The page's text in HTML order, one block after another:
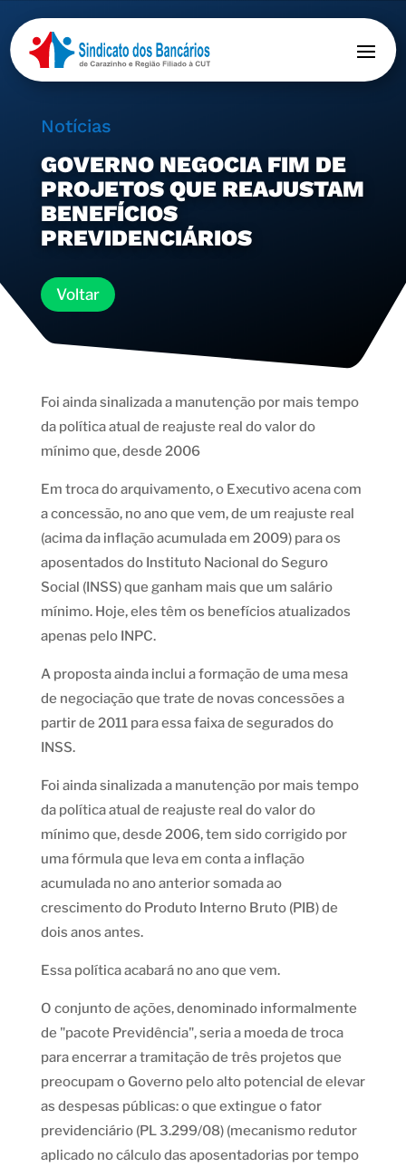
Notícias
GOVERNO NEGOCIA FIM DE
PROJETOS QUE REAJUSTAM
BENEFÍCIOS
PREVIDENCIÁRIOS
Voltar
Foi ainda sinalizada a manutenção por mais tempo
da política atual de reajuste real do valor do
mínimo que, desde 2006
Em troca do arquivamento, o Executivo acena com
a concessão, no ano que vem, de um reajuste real
(acima da inflação acumulada em 2009) para os
aposentados do Instituto Nacional do Seguro
Social (INSS) que ganham mais que um salário
mínimo. Hoje, eles têm os benefícios atualizados
apenas pelo INPC.
A proposta ainda inclui a formação de uma mesa
de negociação que trate de novas concessões a
partir de 2011 para essa faixa de segurados do
INSS.
Foi ainda sinalizada a manutenção por mais tempo
da política atual de reajuste real do valor do
mínimo que, desde 2006, tem sido corrigido por
uma fórmula que leva em conta a inflação
acumulada no ano anterior somada ao
crescimento do Produto Interno Bruto (PIB) de
dois anos antes.
Essa política acabará no ano que vem.
O conjunto de ações, denominado informalmente
de "pacote Previdência", seria a moeda de troca
para encerrar a tramitação de três projetos que
preocupam o Governo pelo alto potencial de elevar
as despesas públicas: o que extingue o fator
previdenciário (PL 3.299/08) (mecanismo redutor
aplicado no cálculo das aposentadorias por tempo